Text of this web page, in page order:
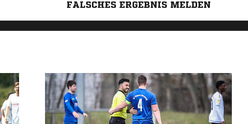
FALSCHES ERGEBNIS MELDEN